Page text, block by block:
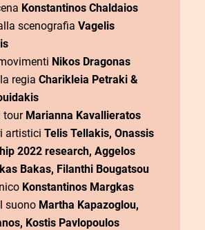
Konstantinos Chaldaios
scenografia Vagelis
Nikos Dragonas
regia Charikleia Petraki &
tour Marianna Kavallieratos
artistici Telis Tellakis, Onassis
2022 research, Aggelos
Bakas, Filanthi Bougatsou
Konstantinos Margkas
suono Martha Kapazoglou,
Kostis Pavlopoulos